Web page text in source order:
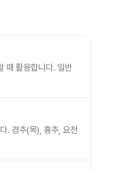
때 활용합니다. 일반
. 경추(목), 흉추, 요천